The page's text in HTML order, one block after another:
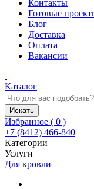
Контакты
Готовые
Блог
Доставка
Оплата
Вакансии
Каталог
Искать
Избранное ( 0 )
+7 (8412) 466-840
Категории
Услуги
Для кровли